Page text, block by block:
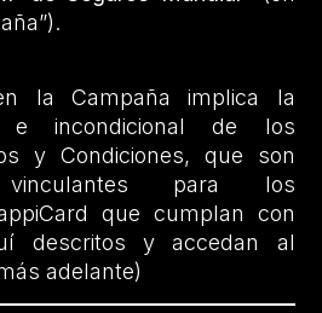
la Campaña implica la
e incondicional de los
y Condiciones, que son
para los
que cumplan con
descritos y accedan al
adelante)